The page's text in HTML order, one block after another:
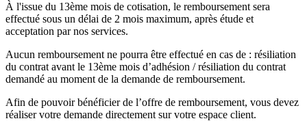
À l'issue du 13ème mois de cotisation, le remboursement sera
effectué sous un délai de 2 mois maximum, après étude et
acceptation par nos services.
Aucun remboursement ne pourra être effectué en cas de : résiliation
du contrat avant le 13ème mois d’adhésion / résiliation du contrat
demandé au moment de la demande de remboursement.
Afin de pouvoir bénéficier de l’offre de remboursement, vous devez
réaliser votre demande directement sur votre espace client.